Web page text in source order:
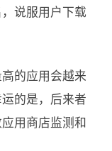
说服用户下载
的应用会越来
的是，后来者
用商店监测和